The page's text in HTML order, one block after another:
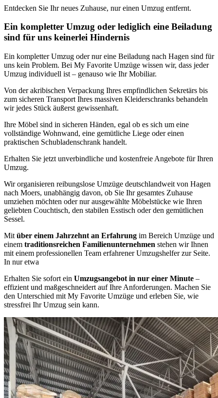
Entdecken Sie Ihr neues Zuhause, nur einen Umzug entfernt.
Ein kompletter Umzug oder lediglich eine Beiladung
sind für uns keinerlei Hindernis
Ein kompletter Umzug oder nur eine Beiladung nach Hagen sind für
uns kein Problem. Bei My Favorite Umzüge wissen wir, dass jeder
Umzug individuell ist – genauso wie Ihr Mobiliar.
Von der akribischen Verpackung Ihres empfindlichen Sekretärs bis
zum sicheren Transport Ihres massiven Kleiderschranks behandeln
wir jedes Stück äußerst gewissenhaft.
Ihre Möbel sind in sicheren Händen, egal ob es sich um eine
vollständige Wohnwand, eine gemütliche Liege oder einen
praktischen Schubladenschrank handelt.
Erhalten Sie jetzt unverbindliche und kostenfreie Angebote für Ihren
Umzug.
Wir organisieren reibungslose Umzüge deutschlandweit von Hagen
nach Moers, unabhängig davon, ob Sie Ihr gesamtes Zuhause
umziehen möchten oder nur ausgewählte Möbelstücke wie Ihren
geliebten Couchtisch, den stabilen Esstisch oder den gemütlichen
Sessel.
Mit über einem Jahrzehnt an Erfahrung im Bereich Umzüge und
einem traditionsreichen Familienunternehmen stehen wir Ihnen
mit einem professionellen Team erfahrener Umzugshelfer zur Seite.
In nur etwa
Erhalten Sie sofort ein Umzugsangebot in nur einer Minute –
effizient und maßgeschneidert auf Ihre Anforderungen. Machen Sie
den Unterschied mit My Favorite Umzüge und erleben Sie, wie
stressfrei Ihr Umzug sein kann.